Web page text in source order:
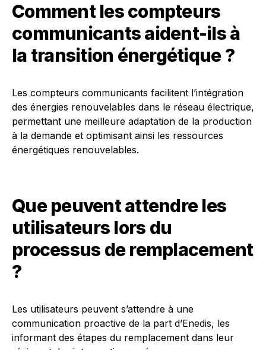
Comment les compteurs
communicants aident-ils à
la transition énergétique ?
Les compteurs communicants facilitent l’intégration
des énergies renouvelables dans le réseau électrique,
permettant une meilleure adaptation de la production
à la demande et optimisant ainsi les ressources
énergétiques renouvelables.
Que peuvent attendre les
utilisateurs lors du
processus de remplacement
?
Les utilisateurs peuvent s’attendre à une
communication proactive de la part d’Enedis, les
informant des étapes du remplacement dans leur